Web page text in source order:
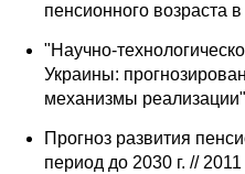
пенсионного возраста
"Научно-
Украины:
механизмы
Прогноз развития
период до 2030 г. // 2011